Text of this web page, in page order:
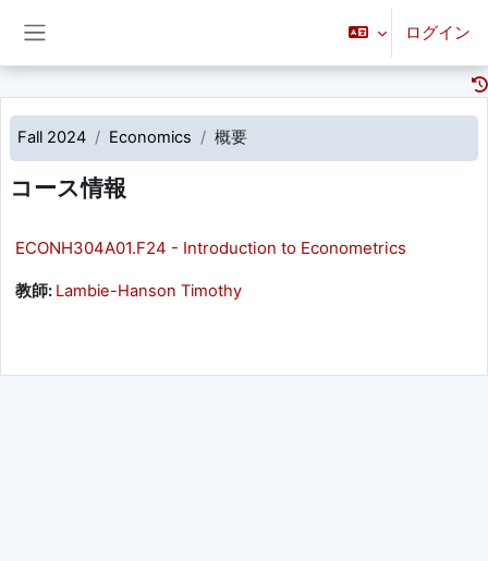
ログイン
Fall 2024 Economics 概要
コース情報
ECONH304A01.F24 - Introduction to Econometrics
教師: Lambie-Hanson Timothy